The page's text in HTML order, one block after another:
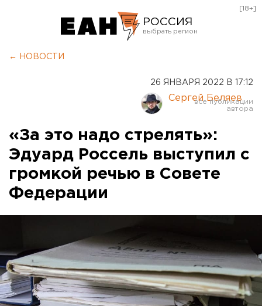
РОССИЯ
Курган
Оренбург
[18+]
← НОВОСТИ
26 ЯНВАРЯ 2022 В 17:12
Сергей Беляев
«За это надо стрелять»:
Эдуард Россель выступил с
громкой речью в Совете
Федерации